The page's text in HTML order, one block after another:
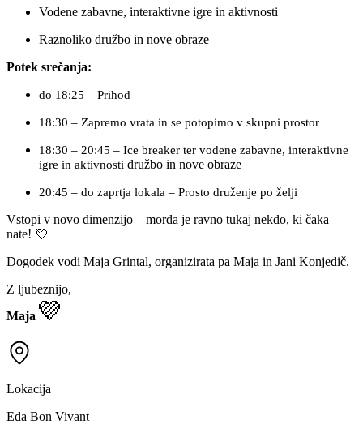
Vodene zabavne, interaktivne igre in aktivnosti
Raznoliko družbo in nove obraze
Potek srečanja:
do 18:25 – Prihod
18:30 – Zapremo vrata in se potopimo v skupni prostor
18:30 – 20:45 – Ice breaker ter vodene zabavne, interaktivne
igre in aktivnosti družbo in nove obraze
20:45 – do zaprtja lokala – Prosto druženje po želji
Vstopi v novo dimenzijo – morda je ravno tukaj nekdo, ki čaka
nate! 💘
Dogodek vodi Maja Grintal, organizirata pa Maja in Jani Konjedič.
Z ljubeznijo,
Maja 💜
Lokacija
Eda Bon Vivant